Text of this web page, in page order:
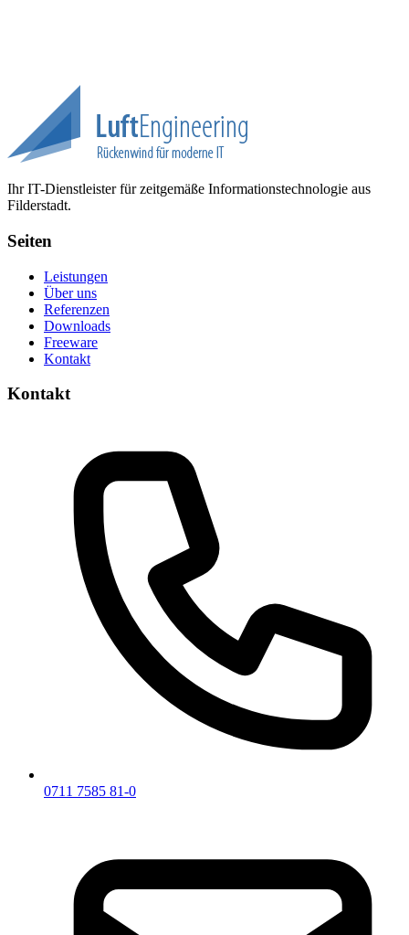
Ihr IT-Dienstleister für zeitgemäße Informationstechnologie aus
Filderstadt.
Seiten
Leistungen
Über uns
Referenzen
Downloads
Freeware
Kontakt
Kontakt
0711 7585 81-0